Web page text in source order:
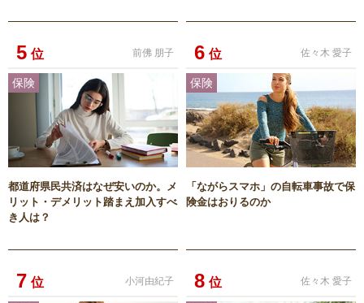
5 位
保険
前佛 朋子
都道府県民共済はなぜ安いのか。メ
リット・デメリット踏まえ加入すべ
き人は？
6 位
保険
佐々木 愛子
「ながらスマホ」の自転車事故で保
険金はおりるのか
7 位 小河由紀子 8 位 佐々木 愛子